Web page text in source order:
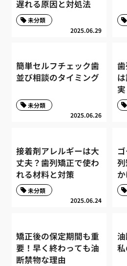
遅れる原因と対処法
2025.06.29
未分類
簡単セルフチェック歯
並び相談のタイミング
2025.06.26
未分類
実
接着剤アレルギーは大
丈夫？歯列矯正で使わ
れる材料と対策
2025.06.24
未分類
矯正後の保定期間も重
要！早く終わっても油
断禁物な理由